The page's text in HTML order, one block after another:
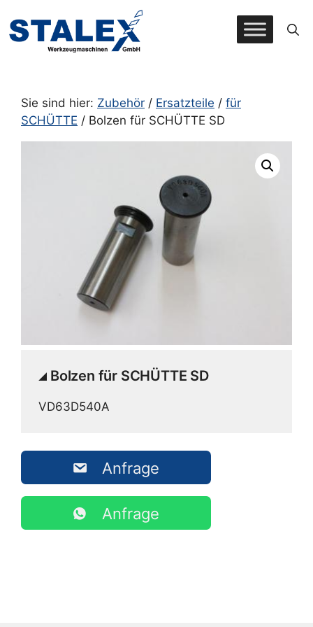
Inhalt
springen
Sie sind hier: Zubehör / Ersatzteile / für
SCHÜTTE / Bolzen für SCHÜTTE SD
Bolzen für SCHÜTTE SD
VD63D540A
Anfrage
Anfrage